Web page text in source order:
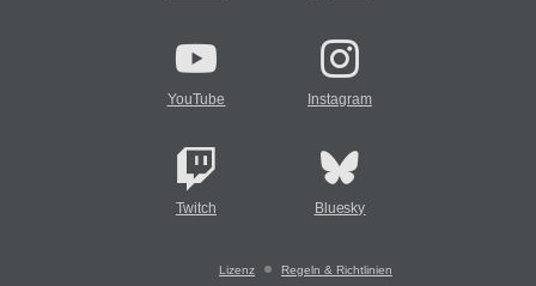
YouTube Instagram
Twitch Bluesky
Lizenz Regeln & Richtlinien